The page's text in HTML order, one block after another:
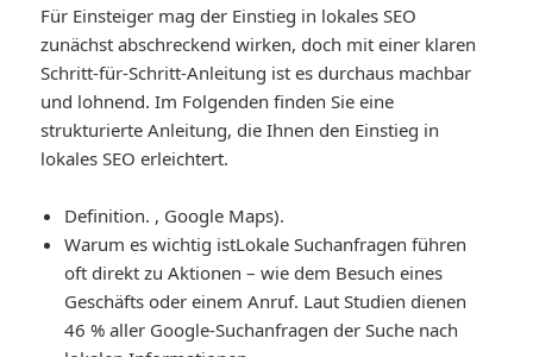
Für Einsteiger mag der Einstieg in lokales SEO
zunächst abschreckend wirken, doch mit einer klaren
Schritt-für-Schritt-Anleitung ist es durchaus machbar
und lohnend. Im Folgenden finden Sie eine
strukturierte Anleitung, die Ihnen den Einstieg in
lokales SEO erleichtert.
Definition. , Google Maps).
Warum es wichtig istLokale Suchanfragen führen
oft direkt zu Aktionen – wie dem Besuch eines
Geschäfts oder einem Anruf. Laut Studien dienen
46 % aller Google-Suchanfragen der Suche nach